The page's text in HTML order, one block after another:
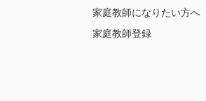
家庭教師になりたい方へ
家庭教師登録